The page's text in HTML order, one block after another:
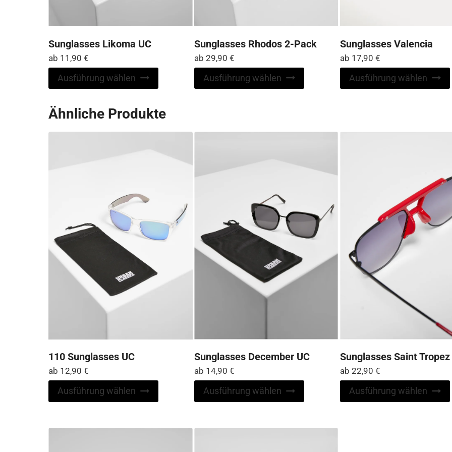
Sunglasses Likoma UC
ab 11,90 €
Ausführung wählen
Produkt
mehrere
Produktseite
gewählt
Sunglasses Rhodos 2-Pack
ab 29,90 €
Ausführung wählen
Produkt
Optionen
der
Produktseite
gewählt
Sunglasses Valencia
ab 17,90 €
Ausführung wählen
Ähnliche Produkte
110 Sunglasses UC
ab 12,90 €
Ausführung wählen
Produkt
mehrere
Sunglasses December UC
ab 14,90 €
Ausführung wählen
Produkt
mehrere
Sunglasses Saint Tropez
ab 22,90 €
Ausführung wählen